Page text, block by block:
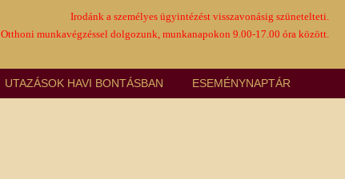
Irodánk a személyes ügyintézést visszavonásig szünetelteti.
Otthoni munkavégzéssel dolgozunk, munkanapokon 9.00-17.00 óra között.
UTAZÁSOK HAVI BONTÁSBAN ESEMÉNYNAPTÁR